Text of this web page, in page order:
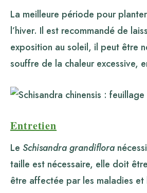
La meilleure période pour
l’hiver. Il est recommandé de
exposition au soleil, il peut être
souffre de la chaleur excessive,
Entretien
Le Schisandra grandiflora
taille est nécessaire, elle doit
être affectée par les maladies